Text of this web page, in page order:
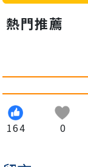
熱門推薦
164 0